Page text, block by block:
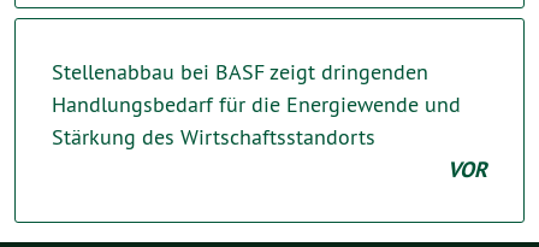
Stellenabbau bei BASF zeigt dringenden
Handlungsbedarf für die Energiewende und
Stärkung des Wirtschaftsstandorts
VOR